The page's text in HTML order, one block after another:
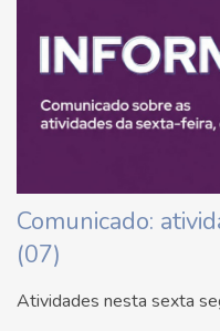
Comunicado:
(07)
Atividades nesta sexta